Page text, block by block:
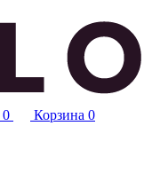
0 Корзина 0